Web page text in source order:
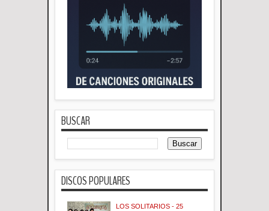
BUSCAR
DISCOS POPULARES
LOS SOLITARIOS - 25